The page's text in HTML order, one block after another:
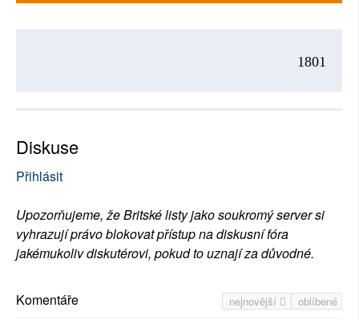
1801
Diskuse
Přihlásit
Upozorňujeme, že Britské listy jako soukromý server si
vyhrazují právo blokovat přístup na diskusní fóra
jakémukoliv diskutérovi, pokud to uznají za důvodné.
nejnovější oblíbené
Komentáře